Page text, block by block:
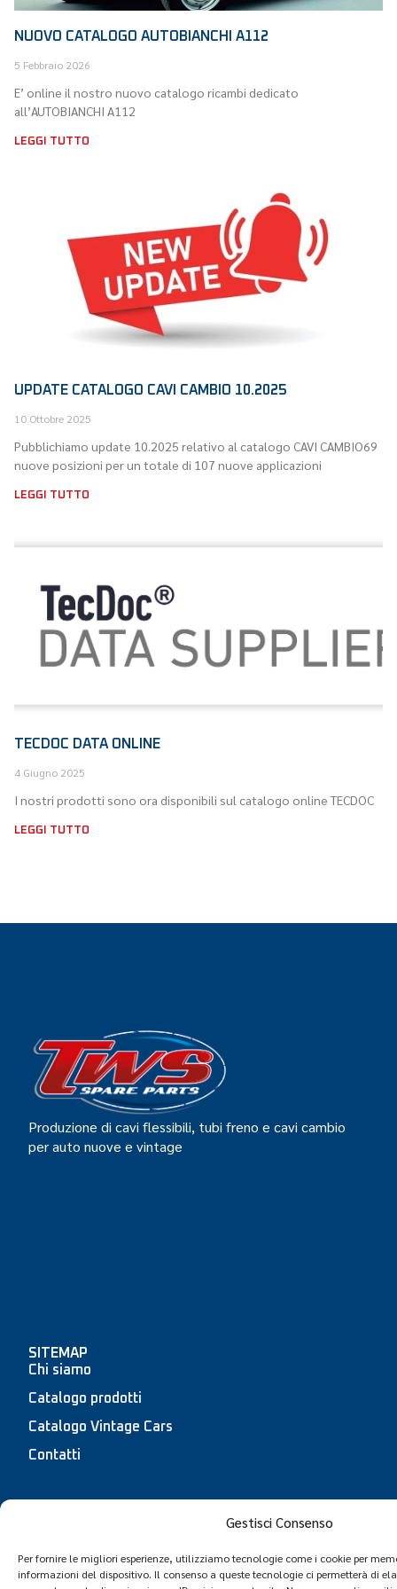
Gestisci Consenso
Per fornire le migliori esperienze, utilizziamo tecnologie come i cookie per
informazioni del dispositivo. Il consenso a queste tecnologie ci permetterà di
NUOVO CATALOGO AUTOBIANCHI A112
5 Febbraio 2026
E’ online il nostro nuovo catalogo ricambi dedicato
all’AUTOBIANCHI A112
LEGGI TUTTO
UPDATE CATALOGO CAVI CAMBIO 10.2025
10 Ottobre 2025
Pubblichiamo update 10.2025 relativo al catalogo CAVI CAMBIO69
nuove posizioni per un totale di 107 nuove applicazioni
LEGGI TUTTO
TECDOC DATA ONLINE
4 Giugno 2025
I nostri prodotti sono ora disponibili sul catalogo online TECDOC
LEGGI TUTTO
Produzione di cavi flessibili, tubi freno e cavi cambio
per auto nuove e vintage
SITEMAP
Chi siamo
Catalogo prodotti
Catalogo Vintage Cars
Contatti
|Informativa sulla privacy|Cookie policy| Powered by
Proger